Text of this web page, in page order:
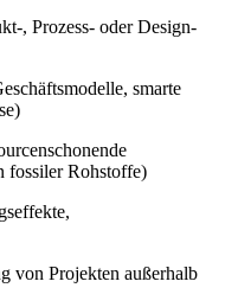
, Prozess- oder Design-
smarte
fossiler Rohstoffe)
von Projekten außerhalb